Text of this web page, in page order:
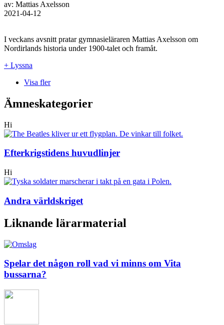
av: Mattias Axelsson
2021-04-12
I veckans avsnitt pratar gymnasieläraren Mattias Axelsson om
Nordirlands historia under 1900-talet och framåt.
+ Lyssna
Visa fler
Ämneskategorier
Hi
Efterkrigstidens huvudlinjer
Hi
Andra världskriget
Liknande lärarmaterial
Spelar det någon roll vad vi minns om Vita
bussarna?